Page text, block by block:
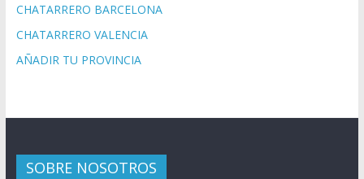
CHATARRERO BARCELONA
CHATARRERO VALENCIA
AÑADIR TU PROVINCIA
SOBRE NOSOTROS